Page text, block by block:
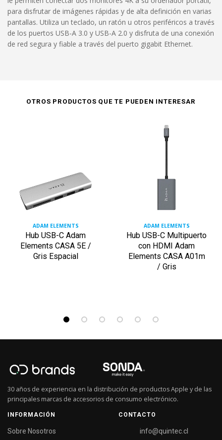
para disfrutar de imágenes rápidas y de alta definición en varias
pantallas. Utiliza un teclado, un ratón u otros periféricos a través
de los puertos USB-A 3.0 y USB-A 2.0 y disfruta de una conexión
de red segura y fiable a través del puerto gigabit Ethernet.
OTROS PRODUCTOS QUE TE PUEDEN INTERESAR
ADAM ELEMENTS
Hub USB-C Adam
Elements CASA 5E /
Gris Espacial
ADAM ELEMENTS
Hub USB-C Multipuerto
con HDMI Adam
Elements CASA A01m
/ Gris
30 años de experiencia en la distribución de productos Apple y de las
principales marcas de accesorios de consumo electrónico.
INFORMACIÓN
Sobre Nosotros
CONTACTO
info@quintec.cl